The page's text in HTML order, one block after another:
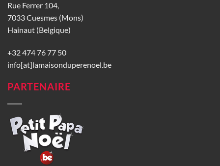
Rue Ferrer 104,
7033 Cuesmes (Mons)
Hainaut (Belgique)
+32 474 76 77 50
info[at]lamaisonduperenoel.be
PARTENAIRE